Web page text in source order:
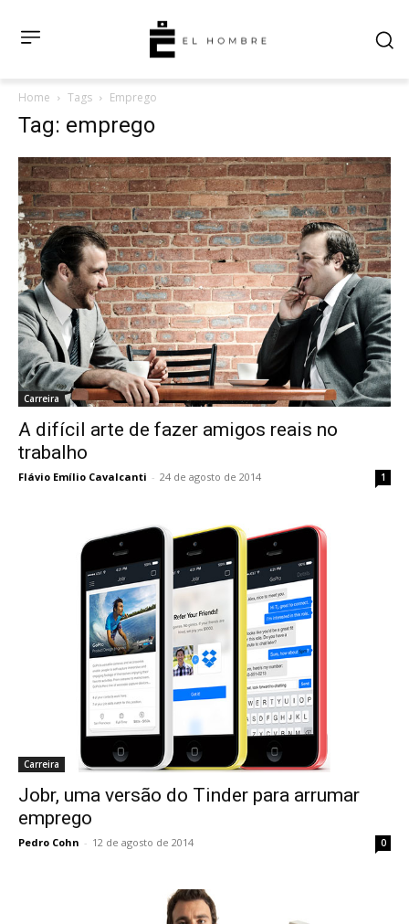
Home Tags Emprego
Tag: emprego
Carreira
A difícil arte de fazer amigos reais no
trabalho
Flávio Emílio Cavalcanti - 24 de agosto de 2014 1
Carreira
Jobr, uma versão do Tinder para arrumar
emprego
Pedro Cohn - 12 de agosto de 2014 0